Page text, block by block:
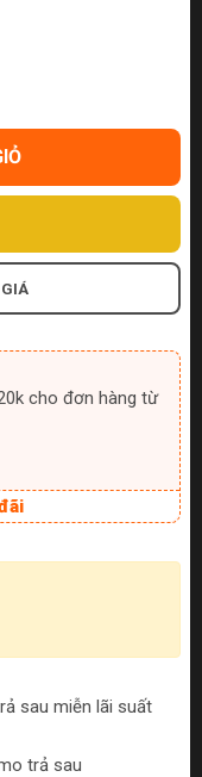
sau miễn lãi suất
trả sau